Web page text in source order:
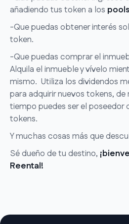
añadiendo tus token a los
-Que puedas obtener interés
token.
-Que puedas comprar el
Alquila el inmueble y vívelo
mismo. Utiliza los dividendos
para adquirir nuevos tokens,
tiempo puedes ser el poseedor
tokens.
Y muchas cosas más que
Sé dueño de tu destino,
Reental!